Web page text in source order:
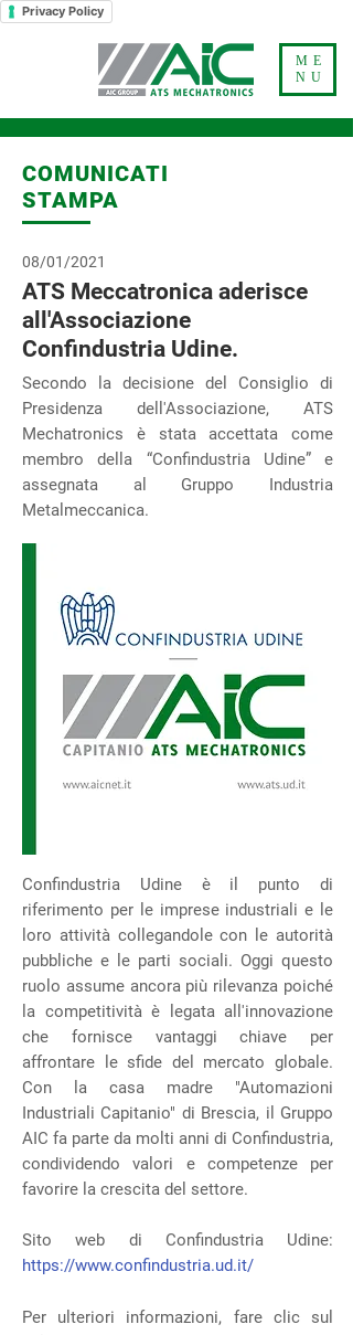
Privacy Policy
ME
NU
COMUNICATI
STAMPA
08/01/2021
ATS Meccatronica aderisce
all'Associazione
Confindustria Udine.
Secondo la decisione del Consiglio di
Presidenza dell'Associazione, ATS
Mechatronics è stata accettata come
membro della “Confindustria Udine” e
assegnata al Gruppo Industria
Metalmeccanica.
Confindustria Udine è il punto di
riferimento per le imprese industriali e le
loro attività collegandole con le autorità
pubbliche e le parti sociali. Oggi questo
ruolo assume ancora più rilevanza poiché
la competitività è legata all'innovazione
che fornisce vantaggi chiave per
affrontare le sfide del mercato globale.
Con la casa madre "Automazioni
Industriali Capitanio" di Brescia, il Gruppo
AIC fa parte da molti anni di Confindustria,
condividendo valori e competenze per
favorire la crescita del settore.
Sito web di Confindustria Udine:
https://www.confindustria.ud.it/
Per ulteriori informazioni, fare clic sul